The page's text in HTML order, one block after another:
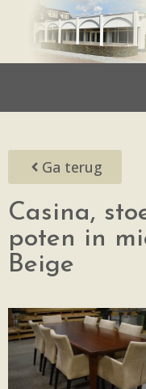
Ga terug
Casina,
poten in
Beige